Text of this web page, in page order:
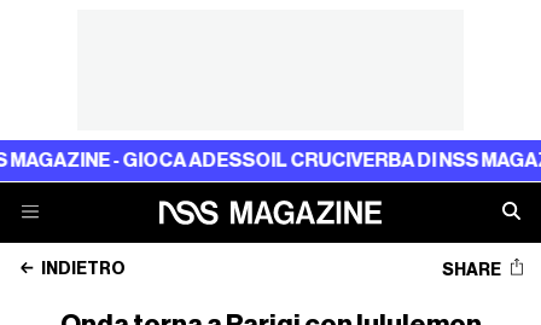
- GIOCA ADESSOIL CRUCIVERBA DI NSS MAGAZINE -
INDIETRO SHARE